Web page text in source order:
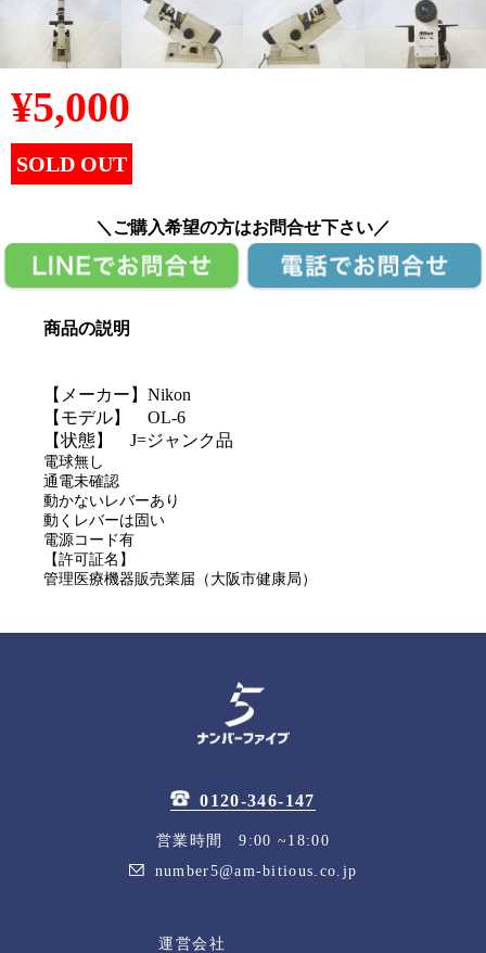
¥5,000
SOLD OUT
＼ご購入希望の方はお問合せ下さい／
商品の説明
【メーカー】Nikon
【モデル】 OL-6
【状態】 J=ジャンク品
電球無し
通電未確認
動かないレバーあり
動くレバーは固い
電源コード有
【許可証名】
管理医療機器販売業届（大阪市健康局）
0120-346-147
営業時間 9:00 ~18:00
number5@am-bitious.co.jp
運営会社